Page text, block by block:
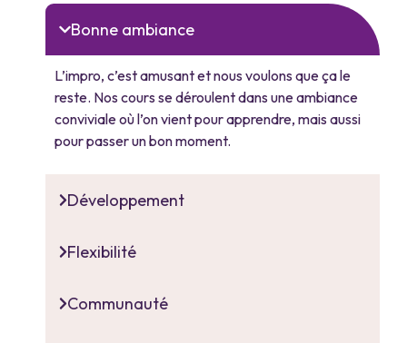
Bonne ambiance
L’impro, c’est amusant et nous voulons que ça le
reste. Nos cours se déroulent dans une ambiance
conviviale où l’on vient pour apprendre, mais aussi
pour passer un bon moment.
Développement
Flexibilité
Communauté